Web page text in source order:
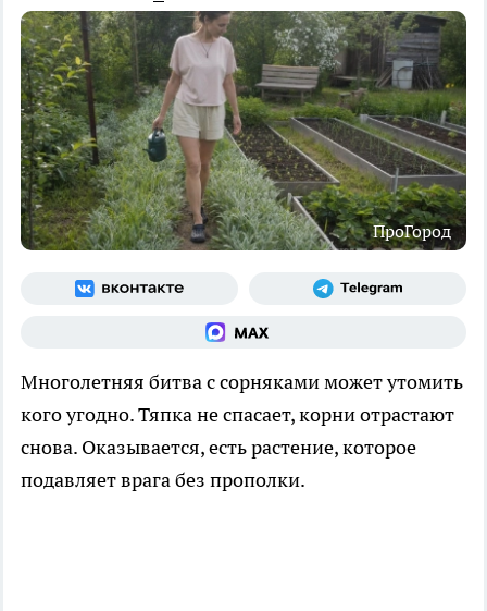
ПроГород
Многолетняя битва с сорняками может утомить
кого угодно. Тяпка не спасает, корни отрастают
снова. Оказывается, есть растение, которое
подавляет врага без прополки.